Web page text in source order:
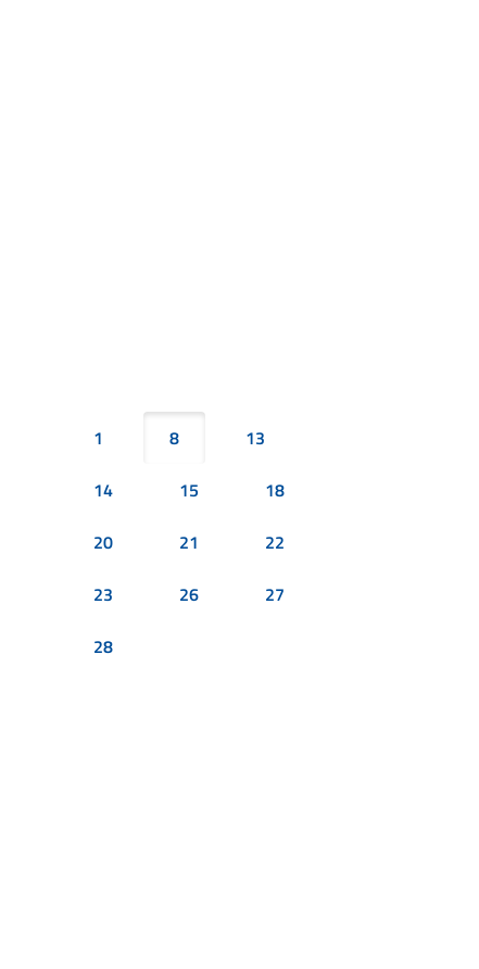
1 8
13
14
15
18
20
21
22
23
26
27
28